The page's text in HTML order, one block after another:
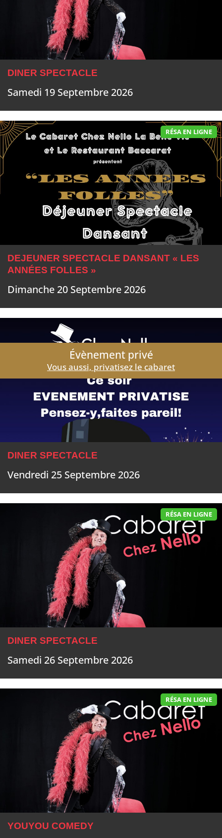
DINER SPECTACLE
Samedi 19 Septembre 2026
RÉSA EN LIGNE
DEJEUNER SPECTACLE DANSANT « LES
ANNÉES FOLLES »
Dimanche 20 Septembre 2026
Évènement privé
Vous aussi, privatisez le cabaret
DINER SPECTACLE
Vendredi 25 Septembre 2026
RÉSA EN LIGNE
DINER SPECTACLE
Samedi 26 Septembre 2026
RÉSA EN LIGNE
YOUYOU COMEDY